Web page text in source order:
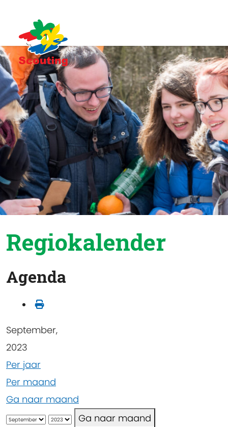
Regiokalender
Agenda
September,
2023
Per jaar
Per maand
Ga naar maand
Ga naar maand